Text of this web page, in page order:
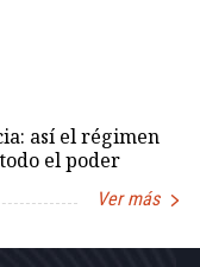
así el régimen
el poder
Ver más